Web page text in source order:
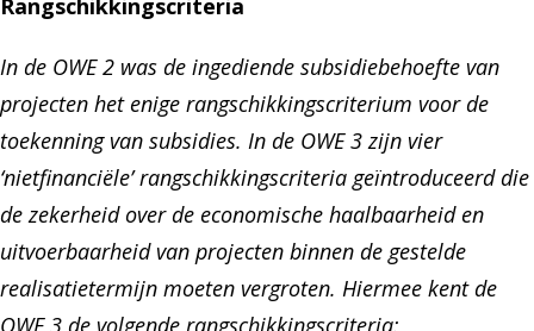
Rangschikkingscriteria
In de OWE 2 was de ingediende subsidiebehoefte van
projecten het enige rangschikkingscriterium voor de
toekenning van subsidies. In de OWE 3 zijn vier
‘nietfinanciële’ rangschikkingscriteria geïntroduceerd die
de zekerheid over de economische haalbaarheid en
uitvoerbaarheid van projecten binnen de gestelde
realisatietermijn moeten vergroten. Hiermee kent de
OWE 3 de volgende rangschikkingscriteria: